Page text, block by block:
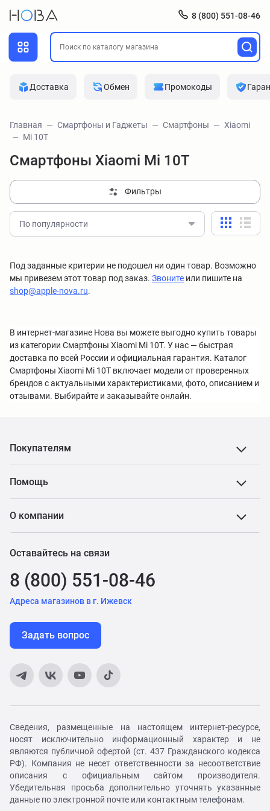
8 (800) 551-08-46
Доставка Обмен Промокоды
Главная Смартфоны и Гаджеты Смартфоны
Xiaomi
Mi 10T
Смартфоны Xiaomi Mi 10T
Фильтры
По популярности
Под заданные критерии не подошел ни один товар. Возможно
мы привезем этот товар под заказ. Звоните или пишите на
shop@apple-nova.ru.
В интернет-магазине Нова вы можете выгодно купить товары
из категории Смартфоны Xiaomi Mi 10T. У нас — быстрая
доставка по всей России и официальная гарантия. Каталог
Смартфоны Xiaomi Mi 10T включает модели от проверенных
брендов с актуальными характеристиками, фото, описанием и
отзывами. Выбирайте и заказывайте онлайн.
Покупателям
Помощь
О компании
Оставайтесь на связи
8 (800) 551-08-46
Адреса магазинов в г. Ижевск
Задать вопрос
Сведения, размещенные на настоящем интернет-ресурсе,
носят исключительно информационный характер и не
являются публичной офертой (ст. 437 Гражданского кодекса
РФ). Компания не несет ответственности за несоответствие
описания с официальным сайтом производителя.
Убедительная просьба дополнительно уточнять указанные
данные по электронной почте или контактным телефонам.